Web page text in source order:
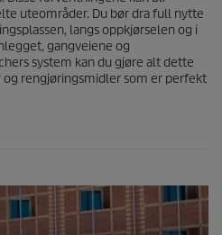
uteområder. Du bør dra full nytte
langs oppkjørselen og i
gangveiene og
system kan du gjøre alt dette
og rengjøringsmidler som er perfekt